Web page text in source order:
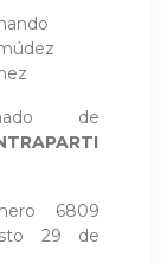
de
6809
29 de